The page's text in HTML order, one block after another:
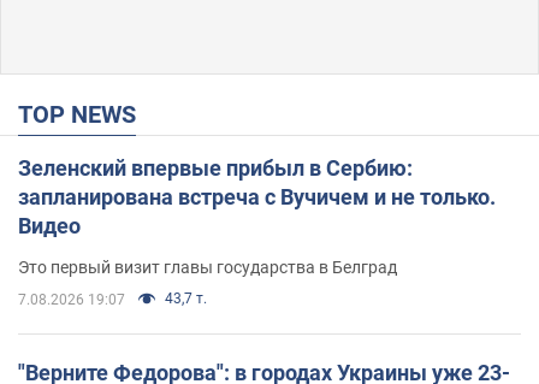
TOP NEWS
Зеленский впервые прибыл в Сербию:
запланирована встреча с Вучичем и не только.
Видео
Это первый визит главы государства в Белград
7.08.2026 19:07 43,7 т.
"Верните Федорова": в городах Украины уже 23-